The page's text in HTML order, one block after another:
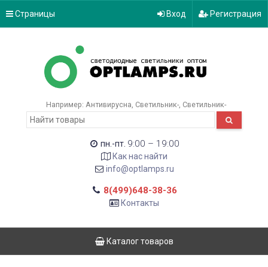
Страницы Вход Регистрация
Например: Антивирусна Светильник- Светильник-
пн.-пт. 9:00 – 19:00
Как нас найти
info@optlamps.ru
8(499)648-38-36
Контакты
Каталог товаров